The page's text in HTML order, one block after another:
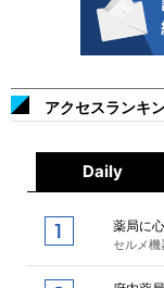
アクセスランキ
Daily
薬局に
セルメ